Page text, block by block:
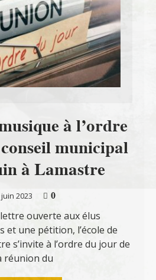
à l’ordre
municipal
à Lamastre
2023
0
ouverte aux élus
et une pétition, l’école de
s’invite à l’ordre du jour de
réunion du